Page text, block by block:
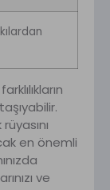
en önemli
ve